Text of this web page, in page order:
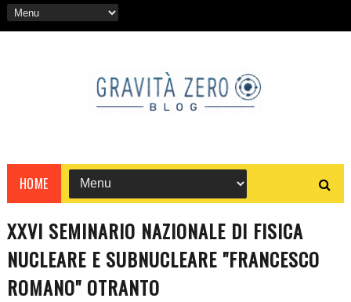
HOME
XXVI SEMINARIO NAZIONALE DI FISICA
NUCLEARE E SUBNUCLEARE "FRANCESCO
ROMANO" OTRANTO